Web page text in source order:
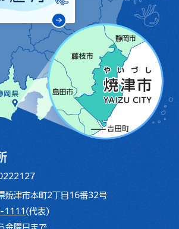
津市本町2丁目16番32号
1111 (代表)
金曜日まで